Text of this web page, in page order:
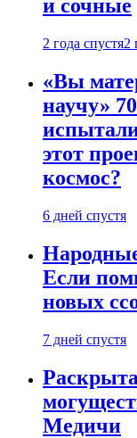
и сочные
2 года спустя2
«Вы
научу»
этот
космос?
6 дней спустя
Если
новых
7 дней спустя
Медичи